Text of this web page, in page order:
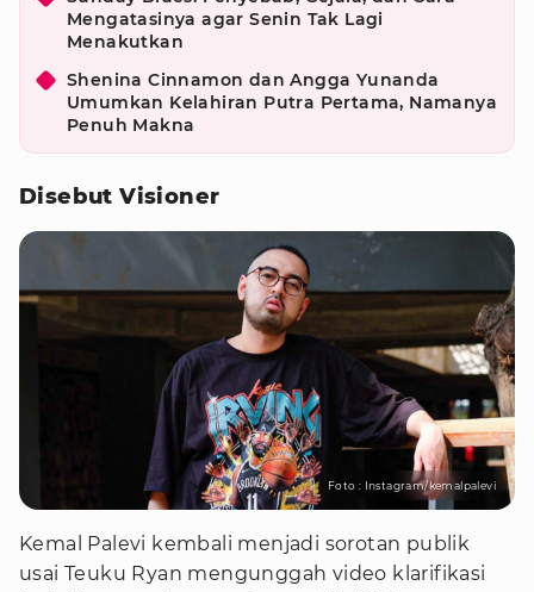
Mengatasinya agar Senin Tak Lagi
Menakutkan
Shenina Cinnamon dan Angga Yunanda
Umumkan Kelahiran Putra Pertama, Namanya
Penuh Makna
Disebut Visioner
Foto : Instagram/kemalpalevi
Kemal Palevi kembali menjadi sorotan publik
usai Teuku Ryan mengunggah video klarifikasi